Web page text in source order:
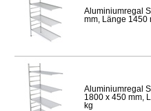
Aluminiumregal
mm, Länge 1450
Aluminiumregal
1800 x 450 mm,
kg